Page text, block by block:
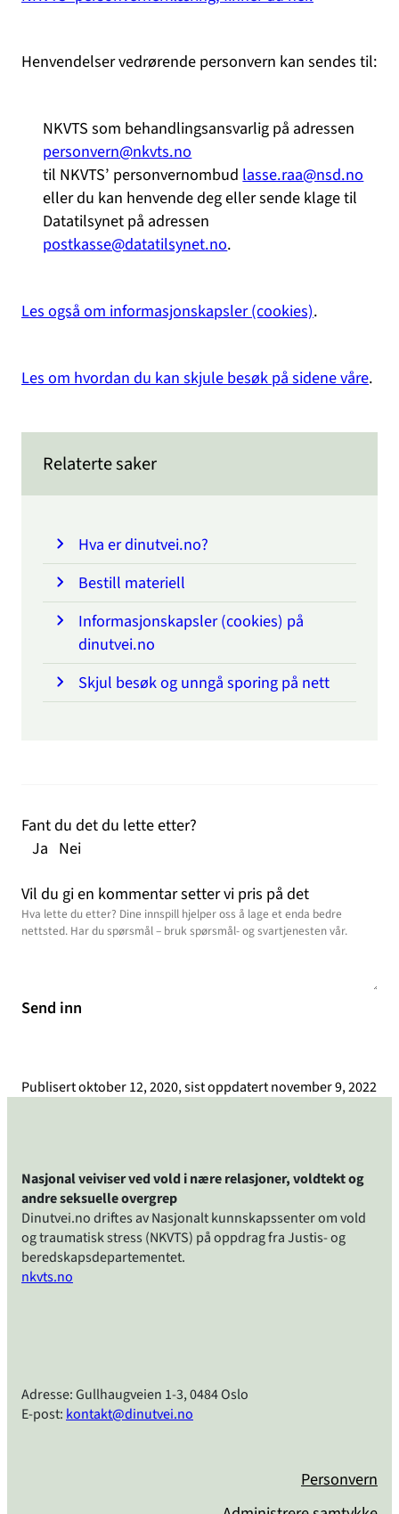
Henvendelser vedrørende personvern kan sendes til:
NKVTS som behandlingsansvarlig på adressen
personvern@nkvts.no
til NKVTS’ personvernombud lasse.raa@nsd.no
eller du kan henvende deg eller sende klage til
Datatilsynet på adressen
postkasse@datatilsynet.no.
Les også om informasjonskapsler (cookies).
Les om hvordan du kan skjule besøk på sidene våre.
Relaterte saker
Hva er dinutvei.no?
Bestill materiell
Informasjonskapsler (cookies) på
dinutvei.no
Skjul besøk og unngå sporing på nett
Fant du det du lette etter?
Ja Nei
Vil du gi en kommentar setter vi pris på det
Send inn
Publisertoktober 12, 2020, sist oppdatertnovember 9, 2022
Nasjonal veiviser ved vold i nære relasjoner, voldtekt og
andre seksuelle overgrep
Dinutvei.no driftes av Nasjonalt kunnskapssenter om vold
og traumatisk stress (NKVTS) på oppdrag fra Justis- og
beredskapsdepartementet.
nkvts.no
Adresse: Gullhaugveien 1-3, 0484 Oslo
E-post: kontakt@dinutvei.no
Personvern